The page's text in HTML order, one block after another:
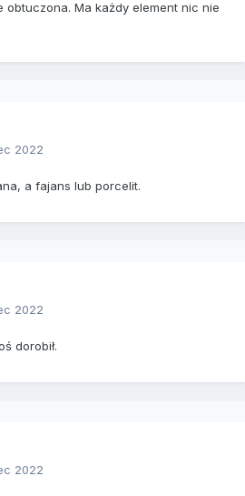
obtuczona. Ma każdy element nic nie
2022
a fajans lub porcelit.
2022
dorobił.
2022